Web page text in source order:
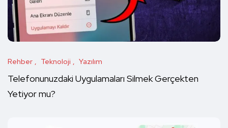
Rehber Teknoloji Yazılım
Telefonunuzdaki Uygulamaları Silmek Gerçekten
Yetiyor mu?